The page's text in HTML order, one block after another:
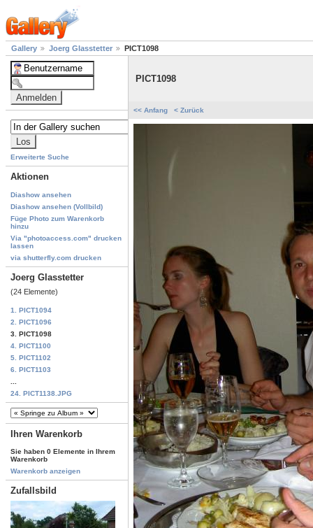
Gallery Joerg Glasstetter PICT1098
Erweiterte Suche
Aktionen
Diashow ansehen
Diashow ansehen (Vollbild)
Füge Photo zum Warenkorb
hinzu
Via "photoaccess.com" drucken
lassen
via shutterfly.com drucken
Joerg Glasstetter
(24 Elemente)
1. PICT1094
2. PICT1096
3. PICT1098
4. PICT1100
5. PICT1102
6. PICT1103
24. PICT1138.JPG
Ihren Warenkorb
Sie haben 0 Elemente in Ihrem
Warenkorb
Warenkorb anzeigen
Zufallsbild
PICT1098
<< Anfang < Zurück